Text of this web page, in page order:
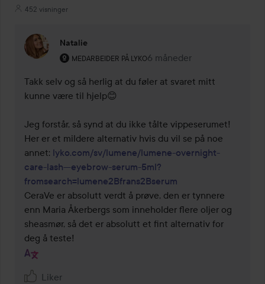
452 visninger
Natalie
MEDARBEIDER PÅ LYKO
Brukerens rolle: Medarbeider på Lyko.
6 måneder
Kommentaren lades 6
Takk selv og så herlig at du føler at svaret mitt
kunne være til hjelp😊
Jeg forstår, så synd at du ikke tålte vippeserumet!
Her er et mildere alternativ hvis du vil se på noe
annet: lyko.com/sv/lumene/lumene-overnight-
care-lash---eyebrow-serum-5ml?
fromsearch=lumene 2Bfrans 2Bserum
CeraVe er absolutt verdt å prøve, den er tynnere
enn Maria Åkerbergs som inneholder flere oljer og
sheasmør, så det er absolutt et fint alternativ for
deg å teste!
Liker